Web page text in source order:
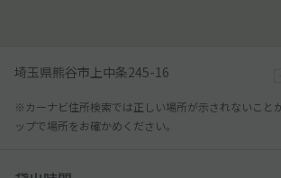
埼玉県熊谷市上中条245-16
※カーナビ住所検索では正しい場所が示されないこと
ップで場所をお確かめください。